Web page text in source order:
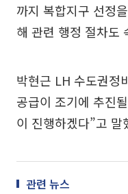
까지 복합지구 선정
해 관련 행정 절차도
박현근 LH 수도권정
공급이 조기에 추진
이 진행하겠다”고 말
관련 뉴스